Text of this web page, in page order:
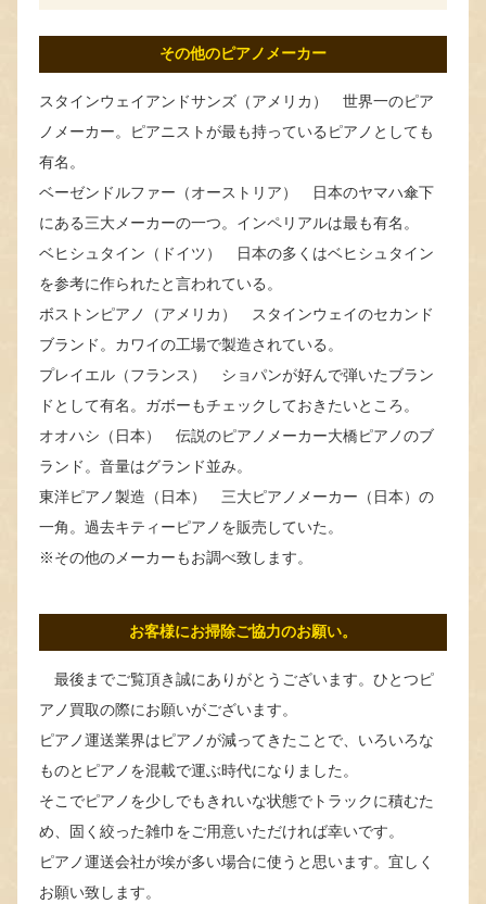
その他のピアノメーカー
スタインウェイアンドサンズ（アメリカ） 世界一のピア
ノメーカー。ピアニストが最も持っているピアノとしても
有名。
ベーゼンドルファー（オーストリア） 日本のヤマハ傘下
にある三大メーカーの一つ。インペリアルは最も有名。
ベヒシュタイン（ドイツ） 日本の多くはベヒシュタイン
を参考に作られたと言われている。
ボストンピアノ（アメリカ） スタインウェイのセカンド
ブランド。カワイの工場で製造されている。
プレイエル（フランス） ショパンが好んで弾いたブラン
ドとして有名。ガボーもチェックしておきたいところ。
オオハシ（日本） 伝説のピアノメーカー大橋ピアノのブ
ランド。音量はグランド並み。
東洋ピアノ製造（日本） 三大ピアノメーカー（日本）の
一角。過去キティーピアノを販売していた。
※その他のメーカーもお調べ致します。
お客様にお掃除ご協力のお願い。
最後までご覧頂き誠にありがとうございます。ひとつピ
アノ買取の際にお願いがございます。
ピアノ運送業界はピアノが減ってきたことで、いろいろな
ものとピアノを混載で運ぶ時代になりました。
そこでピアノを少しでもきれいな状態でトラックに積むた
め、固く絞った雑巾をご用意いただければ幸いです。
ピアノ運送会社が埃が多い場合に使うと思います。宜しく
お願い致します。